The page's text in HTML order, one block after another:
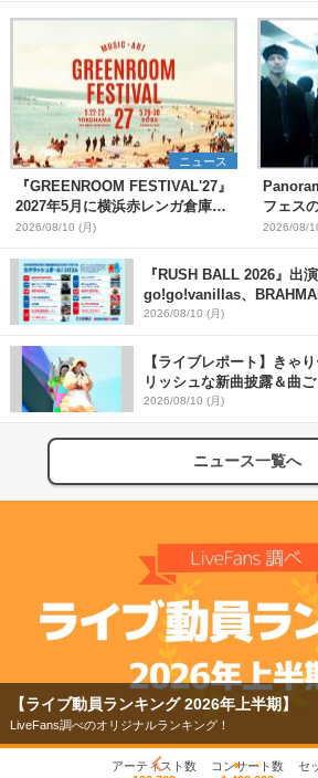
ニュース
『GREENROOM FESTIVAL'27』
2027年5月に横浜赤レンガ倉庫、
神戸メリケンパークで開催決定
2026/08/10 (月)
フェス
として
ンスら
MVも公
2026/08/
『RUSH BALL 2026』出
go!go!vanillas、
場、他出演アーティスト
2026/08/10 (月)
【ライブレポート】きゃ
リッシュな新曲披露＆曲
を盛り上げまくる！＜
2026/08/10 (月)
ニュース一覧へ
【ライブ動員ランキング 2026年上半期】
LiveFans調べのオリジナルランキング！
アーティスト数
コンサート数
セ